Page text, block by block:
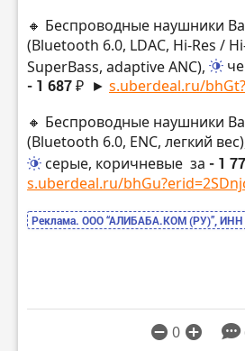
🔸 Беспроводные наушники
(Bluetooth 6.0, LDAC, Hi-Res /
SuperBass, adaptive ANC),
- 1 687 ₽ ► s.uberdeal.ru/
🔸 Беспроводные наушники
(Bluetooth 6.0, ENC, легкий
серые, коричневые за - 1
s.uberdeal.ru/
Реклама. ООО “АЛИБАБА.КОМ (РУ)”, ИНН
0